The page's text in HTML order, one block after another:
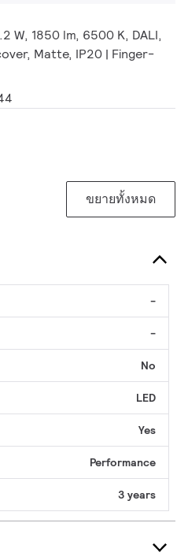
W, 1850 lm, 6500 K, DALI,
Matte, IP20 | Finger-
ขยายทั้งหมด
-
-
No
LED
Yes
Performance
3 years